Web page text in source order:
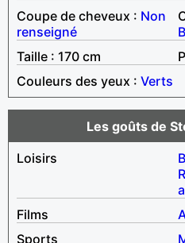
Coupe de cheveux : Non
renseigné
Taille : 170 cm
Couleurs des yeux : Verts
Les goûts de
Loisirs
Films
Sports